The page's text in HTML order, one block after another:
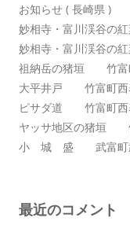
お知らせ ( 長崎県 )
妙相寺・富川渓谷の
妙相寺・富川渓谷の
祖納岳の猪垣 竹富
大平井戸 竹富町西
ピサダ道 竹富町西
ヤッサ地区の猪垣
小 城 盛 武富町武
最近のコメント